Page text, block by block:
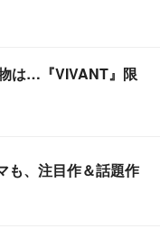
は…『VIVANT』限
も、注目作＆話題作